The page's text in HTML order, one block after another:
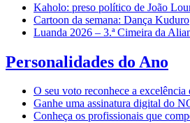
Kaholo: preso político de João
Cartoon da semana: Dança Kuduro
Luanda 2026 – 3.ª Cimeira da
Personalidades do Ano
O seu voto reconhece a excelência
Ganhe uma assinatura digital do
Conheça os profissionais que